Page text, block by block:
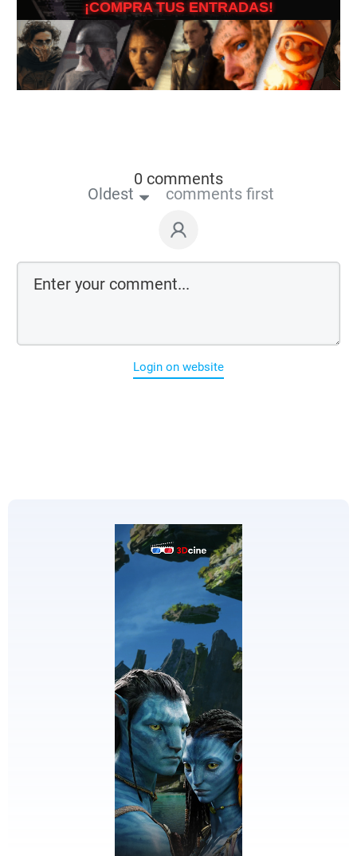
¡COMPRA TUS ENTRADAS!
0 comments
Oldest comments first
Login on website